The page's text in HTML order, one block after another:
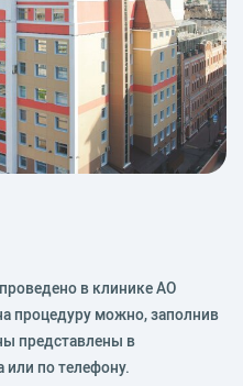
в клинике АО
процедуру можно, заполнив
представлены в
или по телефону.